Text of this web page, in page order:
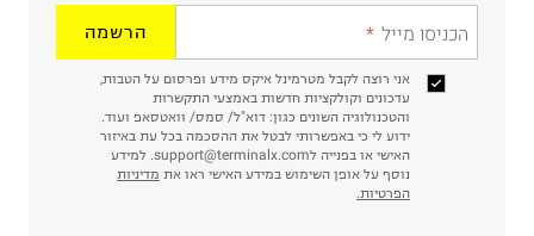
הכניסו מייל הרשמה
אני רוצה לקבל מטרמינל איקס מידע ופרסום על הטבות,
עדכונים וקולקציות חדשות באמצעי התקשרות
והטכנולוגיה השונים כגון: דוא"ל/ סמס/ וואטסאפ ועוד.
ידוע לי כי באפשרותי לבטל את ההסכמה בכל עת באיזור
האישי או בפנייה לsupport@terminalx.com. למידע
נוסף על אופן השימוש במידע האישי ראו את מדיניות
הפרטיות.